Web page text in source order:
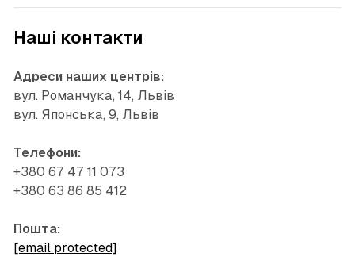
Наші контакти
Адреси наших центрів:
вул. Романчука, 14, Львів
вул. Японська, 9, Львів
Телефони:
+380 67 47 11 073
+380 63 86 85 412
Пошта:
[email protected]